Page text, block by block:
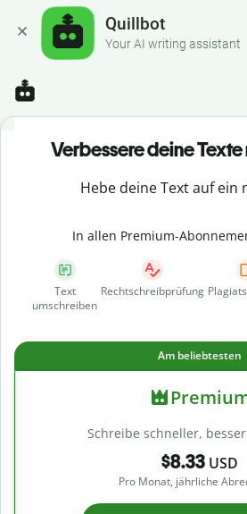
Quillbot
Your AI writing assistant
Verbessere deine
Hebe deine Text auf ein
In allen Premium-
Text
umschreiben
Rechtschreibprüfung
Am beliebtesten
Schreibe schneller,
$8.33 USD
Pro Monat, jährliche